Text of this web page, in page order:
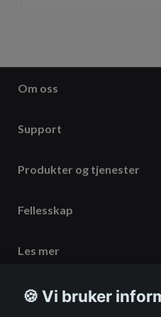
Om oss
Support
Produkter og tjenester
Fellesskap
Les mer
Meld deg på
🍪 Vi bruker